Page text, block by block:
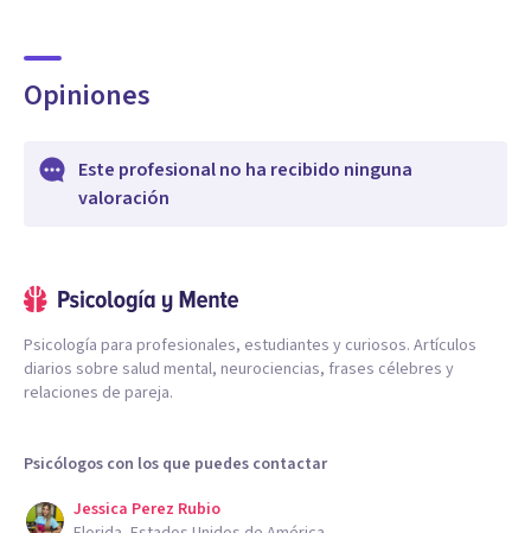
Opiniones
Este profesional no ha recibido ninguna
valoración
Psicología para profesionales, estudiantes y curiosos. Artículos
diarios sobre salud mental, neurociencias, frases célebres y
relaciones de pareja.
Psicólogos con los que puedes contactar
Jessica Perez Rubio